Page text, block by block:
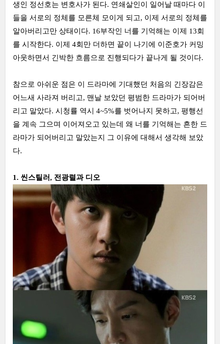
생인 정선호는 변호사가 된다. 연쇄살인이 일어날 때마다 이
들을 서로의 정체를 모른체 모이게 되고, 이제 서로의 정체를
알아버리고만 상태이다. 16부작인 너를 기억해는 이제 13회
를 시작한다. 이제 4회만 더하면 끝이 나기에 이준호가 커밍
아웃하면서 긴박한 흐름으로 진행되다가 끝나게 될 것이다.
참으로 아쉬운 점은 이 드라마에 기대했던 처음의 긴장감은
어느새 사라져 버리고, 맨날 보았던 평범한 드라마가 되어버
리고 말았다. 시청률 역시 4~5%를 벗어나지 못하고, 평행선
을 계속 그으며 이어져오고 있는데 왜 너를 기억해는 흔한 드
라마가 되어버리고 말았는지 그 이유에 대해서 생각해 보았
다.
1. 씬스틸러, 전광렬과 디오